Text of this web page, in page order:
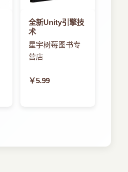
全新Unity引擎技
术
星宇树莓图书专
营店
￥5.99